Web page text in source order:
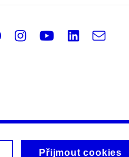
Facebook
Instagram
Youtube
e-
Přijmout cookies